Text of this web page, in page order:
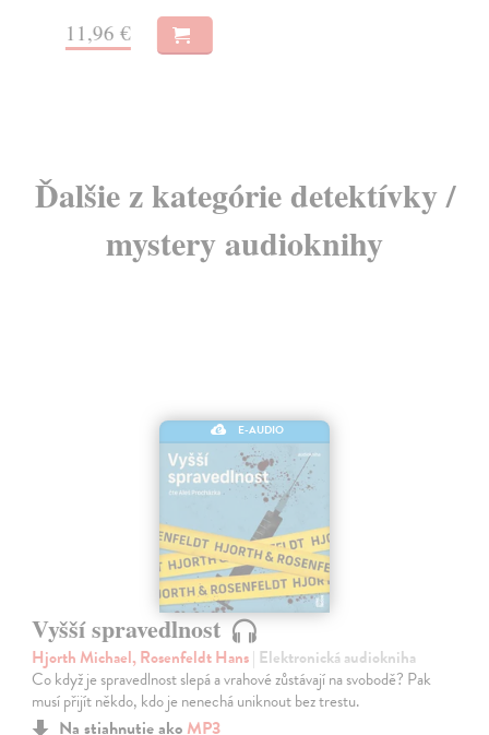
11,96 €
Ďalšie z kategórie detektívky /
mystery audioknihy
E-AUDIO
Vyšší spravedlnost
Hjorth Michael, Rosenfeldt Hans| Elektronická audiokniha
Co když je spravedlnost slepá a vrahové zůstávají na svobodě? Pak
musí přijít někdo, kdo je nenechá uniknout bez trestu.
Na stiahnutie ako MP3